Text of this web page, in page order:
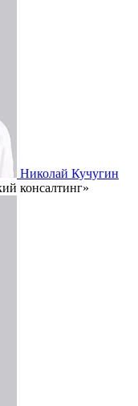
Николай Кучугин
консалтинг»